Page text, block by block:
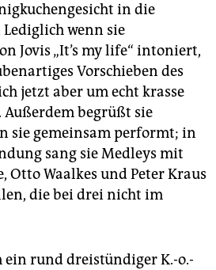
in die
wenn sie
Jovis „It’s my life“ intoniert,
Vorschieben des
jetzt aber um echt krasse
begrüßt sie
sie gemeinsam performt; in
sang sie Medleys mit
Otto Waalkes und Peter Kraus
die bei drei nicht im
ein rund dreistündiger K.-o.-